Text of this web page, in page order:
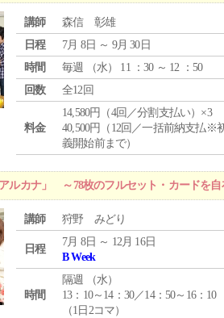
講師
森信 彰雄
日程
7月 8日 ～ 9月 30日
時間
毎週 （水） 11 ：30 ～ 12 ：50
回数
全12回
料金
14,580円（4回／分割支払い）×3
40,500円（12回／一括前納支払※
義開始前まで）
ルカナ」 ～78枚のフルセット・カードを自
講師 狩野 みどり
日程
7月 8日 ～ 12月 16日
B Week
時間
隔週 （水）
13：10～14：30／14：50～16：10
（1日2コマ）